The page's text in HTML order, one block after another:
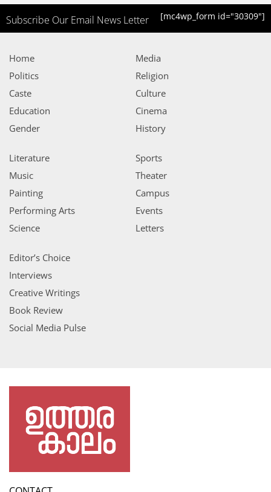
Subscribe Our Email News Letter [mc4wp_form id="30309"]
Home
Politics
Caste
Education
Gender
Media
Religion
Culture
Cinema
History
Literature
Music
Painting
Performing Arts
Science
Sports
Theater
Campus
Events
Letters
Editor’s Choice
Interviews
Creative Writings
Book Review
Social Media Pulse